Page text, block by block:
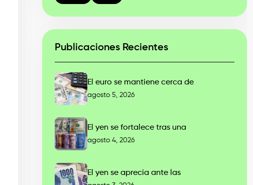
Publicaciones Recientes
El euro se mantiene cerca de
agosto 5, 2026
El yen se fortalece tras una
agosto 4, 2026
El yen se aprecia ante las